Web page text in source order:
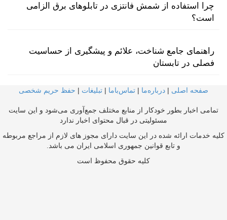
چرا استفاده از شمش فانتزی در تابلوهای برق الزامی
است؟
راهنمای جامع شناخت، علائم و پیشگیری از حساسیت
فصلی در تابستان
صفحه اصلی | درباره‌ما | تماس‌با‌ما | تبلیغات | حفظ حریم شخصی
تمامی اخبار بطور خودکار از منابع مختلف جمع‌آوری می‌شود و این سایت
مسئولیتی در قبال محتوای اخبار ندارد
کلیه خدمات ارائه شده در این سایت دارای مجوز های لازم از مراجع مربوطه
و تابع قوانین جمهوری اسلامی ایران می باشد.
کلیه حقوق محفوظ است